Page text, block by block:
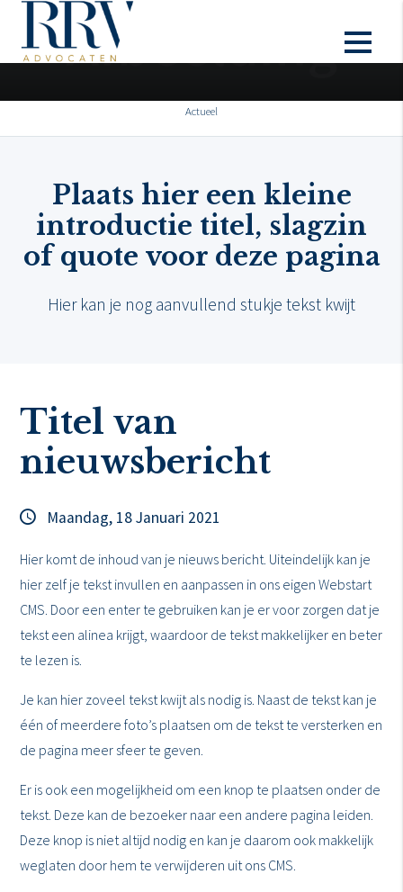
Actueel
Plaats hier een kleine
introductie titel, slagzin
of quote voor deze pagina
Hier kan je nog aanvullend stukje tekst kwijt
Titel van
nieuwsbericht
Maandag, 18 Januari 2021
Hier komt de inhoud van je nieuws bericht. Uiteindelijk kan je
hier zelf je tekst invullen en aanpassen in ons eigen Webstart
CMS. Door een enter te gebruiken kan je er voor zorgen dat je
tekst een alinea krijgt, waardoor de tekst makkelijker en beter
te lezen is.
Je kan hier zoveel tekst kwijt als nodig is. Naast de tekst kan je
één of meerdere foto’s plaatsen om de tekst te versterken en
de pagina meer sfeer te geven.
Er is ook een mogelijkheid om een knop te plaatsen onder de
tekst. Deze kan de bezoeker naar een andere pagina leiden.
Deze knop is niet altijd nodig en kan je daarom ook makkelijk
weglaten door hem te verwijderen uit ons CMS.